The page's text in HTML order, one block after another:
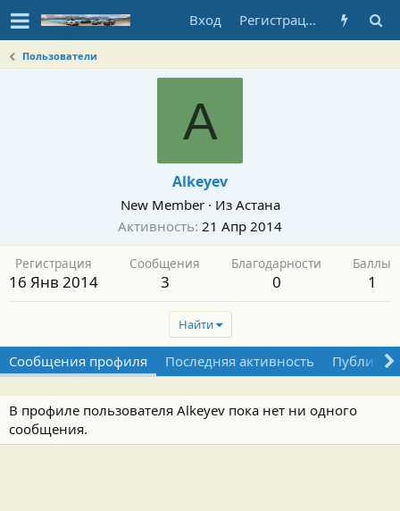
Вход Регистрация
Пользователи
A
Alkeyev
New Member · Из Астана
Активность 21 Апр 2014
Регистрация
16 Янв 2014
Сообщения
3
Благодарности
0
Баллы
1
Найти
Сообщения профиля Последняя активность
В профиле пользователя Alkeyev пока нет ни одного
сообщения.